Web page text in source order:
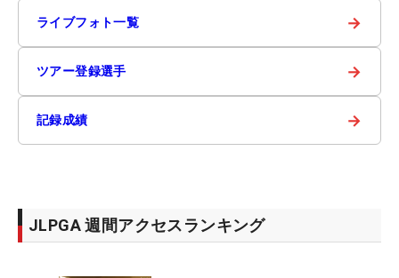
ライブフォト一覧 →
ツアー登録選手 →
記録成績 →
JLPGA 週間アクセスランキング